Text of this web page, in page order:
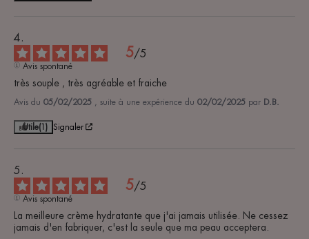
5/5
Avis spontané
très souple , très agréable et fraiche
Avis du 05/02/2025 , suite à une expérience du 02/02/2025 par D.B.
Utile(1) Signaler
5/5
Avis spontané
La meilleure crème hydratante que j'ai jamais utilisée. Ne cessez
jamais d'en fabriquer, c'est la seule que ma peau acceptera.